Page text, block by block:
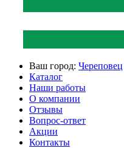
Ваш город: Череповец
Каталог
Наши работы
О компании
Отзывы
Вопрос-ответ
Акции
Контакты